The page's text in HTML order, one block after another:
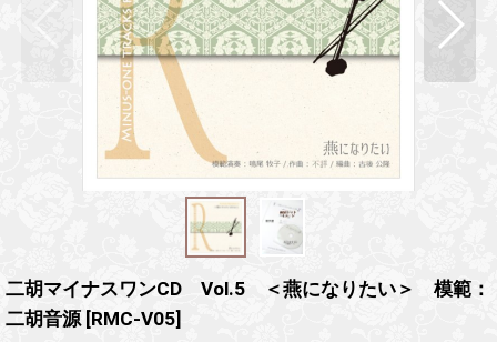
二胡マイナスワンCD Vol.5 ＜燕になりたい＞ 模範：
二胡音源 [RMC-V05]